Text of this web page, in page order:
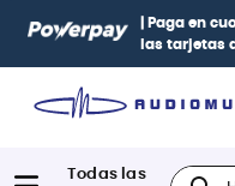
| Paga en
las tarjetas
Hola,